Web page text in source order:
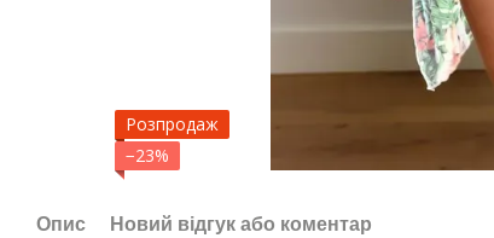
Розпродаж
−23%
Опис Новий відгук або коментар